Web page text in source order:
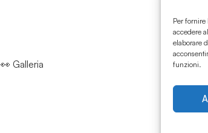
Per
accedere
elaborare
funzioni.
👀 Galleria